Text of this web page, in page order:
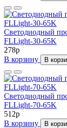
Светодиодный
FLLight-30-65K
278p
В корзину
В
Светодиодный
FLLight-70-65K
512p
В корзину
В